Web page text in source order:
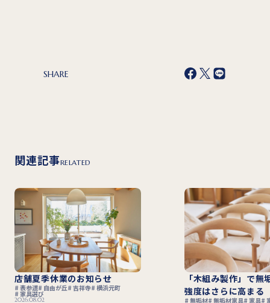
SHARE
関連記事RELATED
店舗夏季休業のお知らせ
表参道 自由が丘 吉祥寺 横浜元町
家具選び
2026.08.02
「木組み製作」で無
強度はさらに高まる
無垢材 無垢材家具 家具